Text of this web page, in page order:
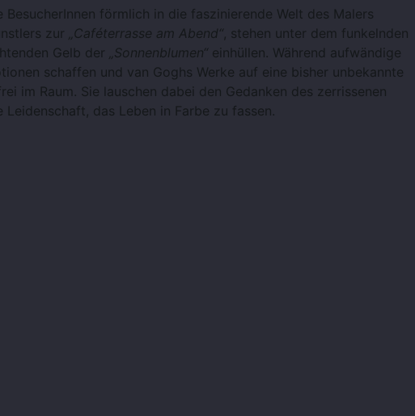
förmlich in die faszinierende Welt des Malers
zur
„Caféterrasse am Abend“ , stehen unter dem funkelnden
Gelb der „Sonnenblumen“ einhüllen. Während aufwändige
schaffen und van Goghs Werke auf eine bisher unbekannte
im Raum. Sie lauschen dabei den Gedanken des zerrissenen
das Leben in Farbe zu fassen.